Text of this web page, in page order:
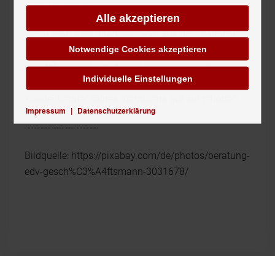
ein Bild machen.
Wenn man weiß wie, kann man aus den digitalen
Services definitiv profitieren. Wer jedoch den
zusätzlichen Informations-, Recherche- und
Vergleichsaufwand scheut, ist weiterhin beim
------------------------
Bildquelle: https://pixabay.com/de/photos/beratung-
edv-gesch%C3%A4ftsmann-3031678/
Alle akzeptieren
Notwendige Cookies akzeptieren
Impressum | Datenschutzerklärung
Individuelle Einstellungen